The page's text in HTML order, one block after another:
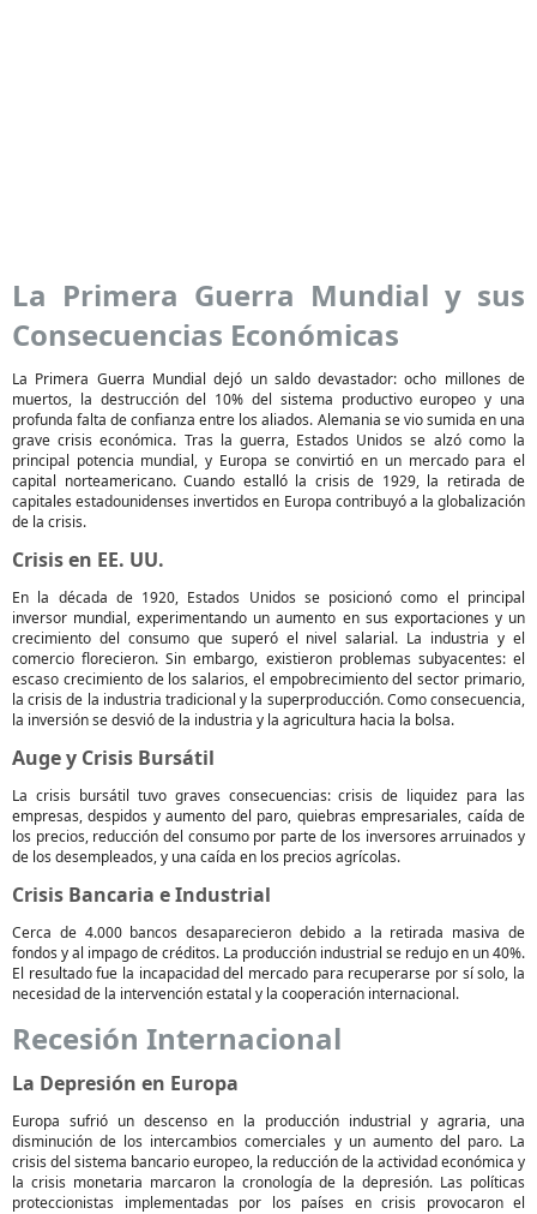
La Primera Guerra Mundial y sus
Consecuencias Económicas
La Primera Guerra Mundial dejó un saldo devastador: ocho millones de
muertos, la destrucción del 10% del sistema productivo europeo y una
profunda falta de confianza entre los aliados. Alemania se vio sumida en una
grave crisis económica. Tras la guerra, Estados Unidos se alzó como la
principal potencia mundial, y Europa se convirtió en un mercado para el
capital norteamericano. Cuando estalló la crisis de 1929, la retirada de
capitales estadounidenses invertidos en Europa contribuyó a la globalización
de la crisis.
Crisis en EE. UU.
En la década de 1920, Estados Unidos se posicionó como el principal
inversor mundial, experimentando un aumento en sus exportaciones y un
crecimiento del consumo que superó el nivel salarial. La industria y el
comercio florecieron. Sin embargo, existieron problemas subyacentes: el
escaso crecimiento de los salarios, el empobrecimiento del sector primario,
la crisis de la industria tradicional y la superproducción. Como consecuencia,
la inversión se desvió de la industria y la agricultura hacia la bolsa.
Auge y Crisis Bursátil
La crisis bursátil tuvo graves consecuencias: crisis de liquidez para las
empresas, despidos y aumento del paro, quiebras empresariales, caída de
los precios, reducción del consumo por parte de los inversores arruinados y
de los desempleados, y una caída en los precios agrícolas.
Crisis Bancaria e Industrial
Cerca de 4.000 bancos desaparecieron debido a la retirada masiva de
fondos y al impago de créditos. La producción industrial se redujo en un 40%.
El resultado fue la incapacidad del mercado para recuperarse por sí solo, la
necesidad de la intervención estatal y la cooperación internacional.
Recesión Internacional
La Depresión en Europa
Europa sufrió un descenso en la producción industrial y agraria, una
disminución de los intercambios comerciales y un aumento del paro. La
crisis del sistema bancario europeo, la reducción de la actividad económica y
la crisis monetaria marcaron la cronología de la depresión. Las políticas
proteccionistas implementadas por los países en crisis provocaron el